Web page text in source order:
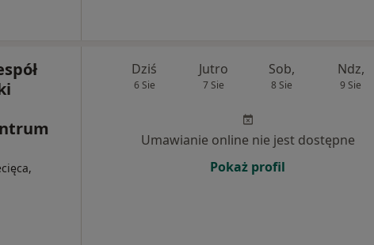
Dziś
6 Sie
Jutro
7 Sie
Sob,
8 Sie
Ndz,
9 Sie
Umawianie online nie jest dostępne
Pokaż profil